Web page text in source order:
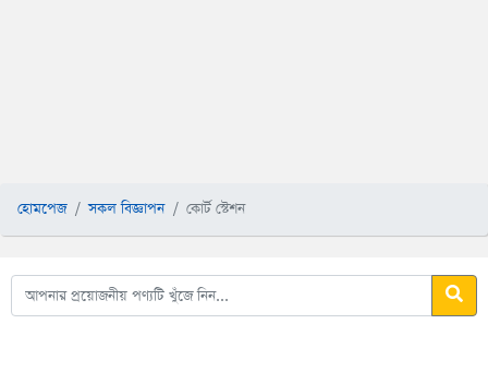
হোমপেজ সকল বিজ্ঞাপন কোর্ট স্টেশন